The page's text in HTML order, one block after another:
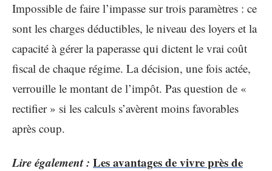
Impossible de faire l’impasse sur trois paramètres : ce
sont les charges déductibles, le niveau des loyers et la
capacité à gérer la paperasse qui dictent le vrai coût
fiscal de chaque régime. La décision, une fois actée,
verrouille le montant de l’impôt. Pas question de «
rectifier » si les calculs s’avèrent moins favorables
après coup.
Lire également : Les avantages de vivre près de